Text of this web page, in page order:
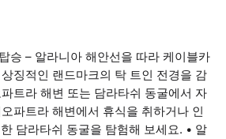
승 – 알라니아 해안선을 따라 케이블카
징적인 랜드마크의 탁 트인 전경을 감
트라 해변 또는 담라타쉬 동굴에서 자
파트라 해변에서 휴식을 취하거나 인
담라타쉬 동굴을 탐험해 보세요. • 알